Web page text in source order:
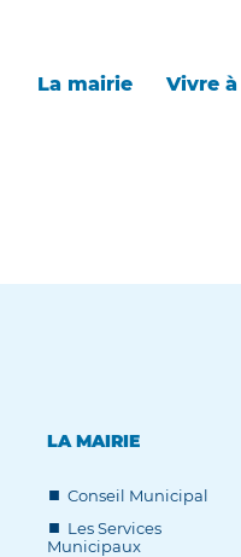
La mairie Vivre
LA MAIRIE
Conseil Municipal
Les Services
Municipaux